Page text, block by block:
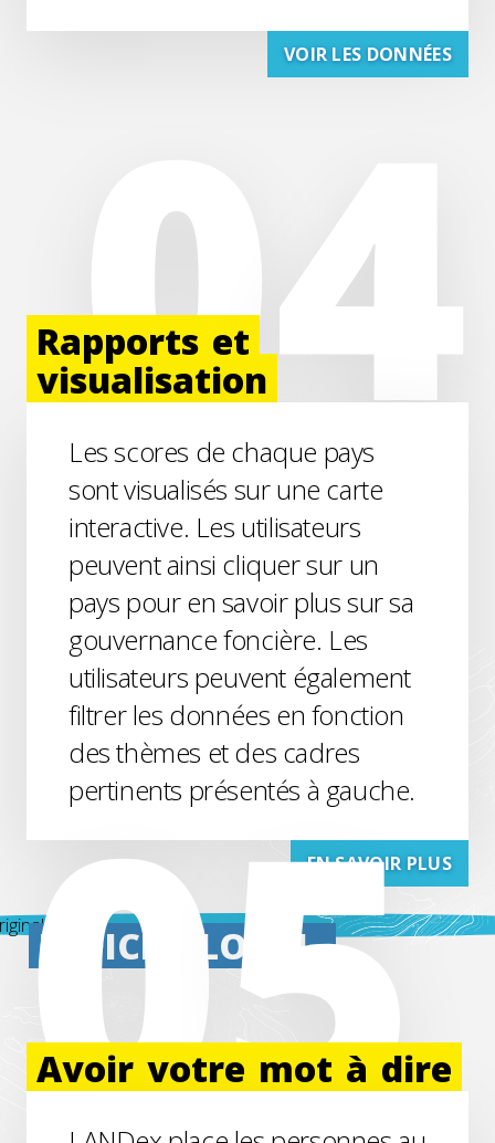
VOIR LES DONNÉES
Rapports et
visualisation
Les scores de chaque pays
sont visualisés sur une carte
interactive. Les utilisateurs
peuvent ainsi cliquer sur un
pays pour en savoir plus sur sa
gouvernance foncière. Les
utilisateurs peuvent également
filtrer les données en fonction
des thèmes et des cadres
pertinents présentés à gauche.
EN SAVOIR PLUS
INDICE GLOBAL
Avoir votre mot à dire